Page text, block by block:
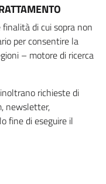
di cui sopra non
per consentire la
– motore di ricerca
richieste di
newsletter,
fine di eseguire il